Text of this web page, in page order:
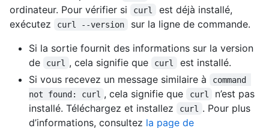
ordinateur. Pour vérifier si
curl
est déjà installé,
exécutez
curl --version
sur la ligne de commande.
Si la sortie fournit des informations sur la version
de
curl , cela signifie que curl
est installé.
Si vous recevez un message similaire à
command
not found: curl , cela signifie que curl
n’est pas
installé. Téléchargez et installez
curl
. Pour plus
d’informations, consultez la page de